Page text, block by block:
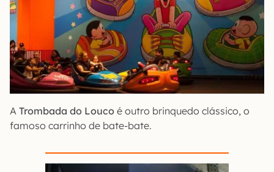
A Trombada do Louco é outro brinquedo clássico, o
famoso carrinho de bate-bate.